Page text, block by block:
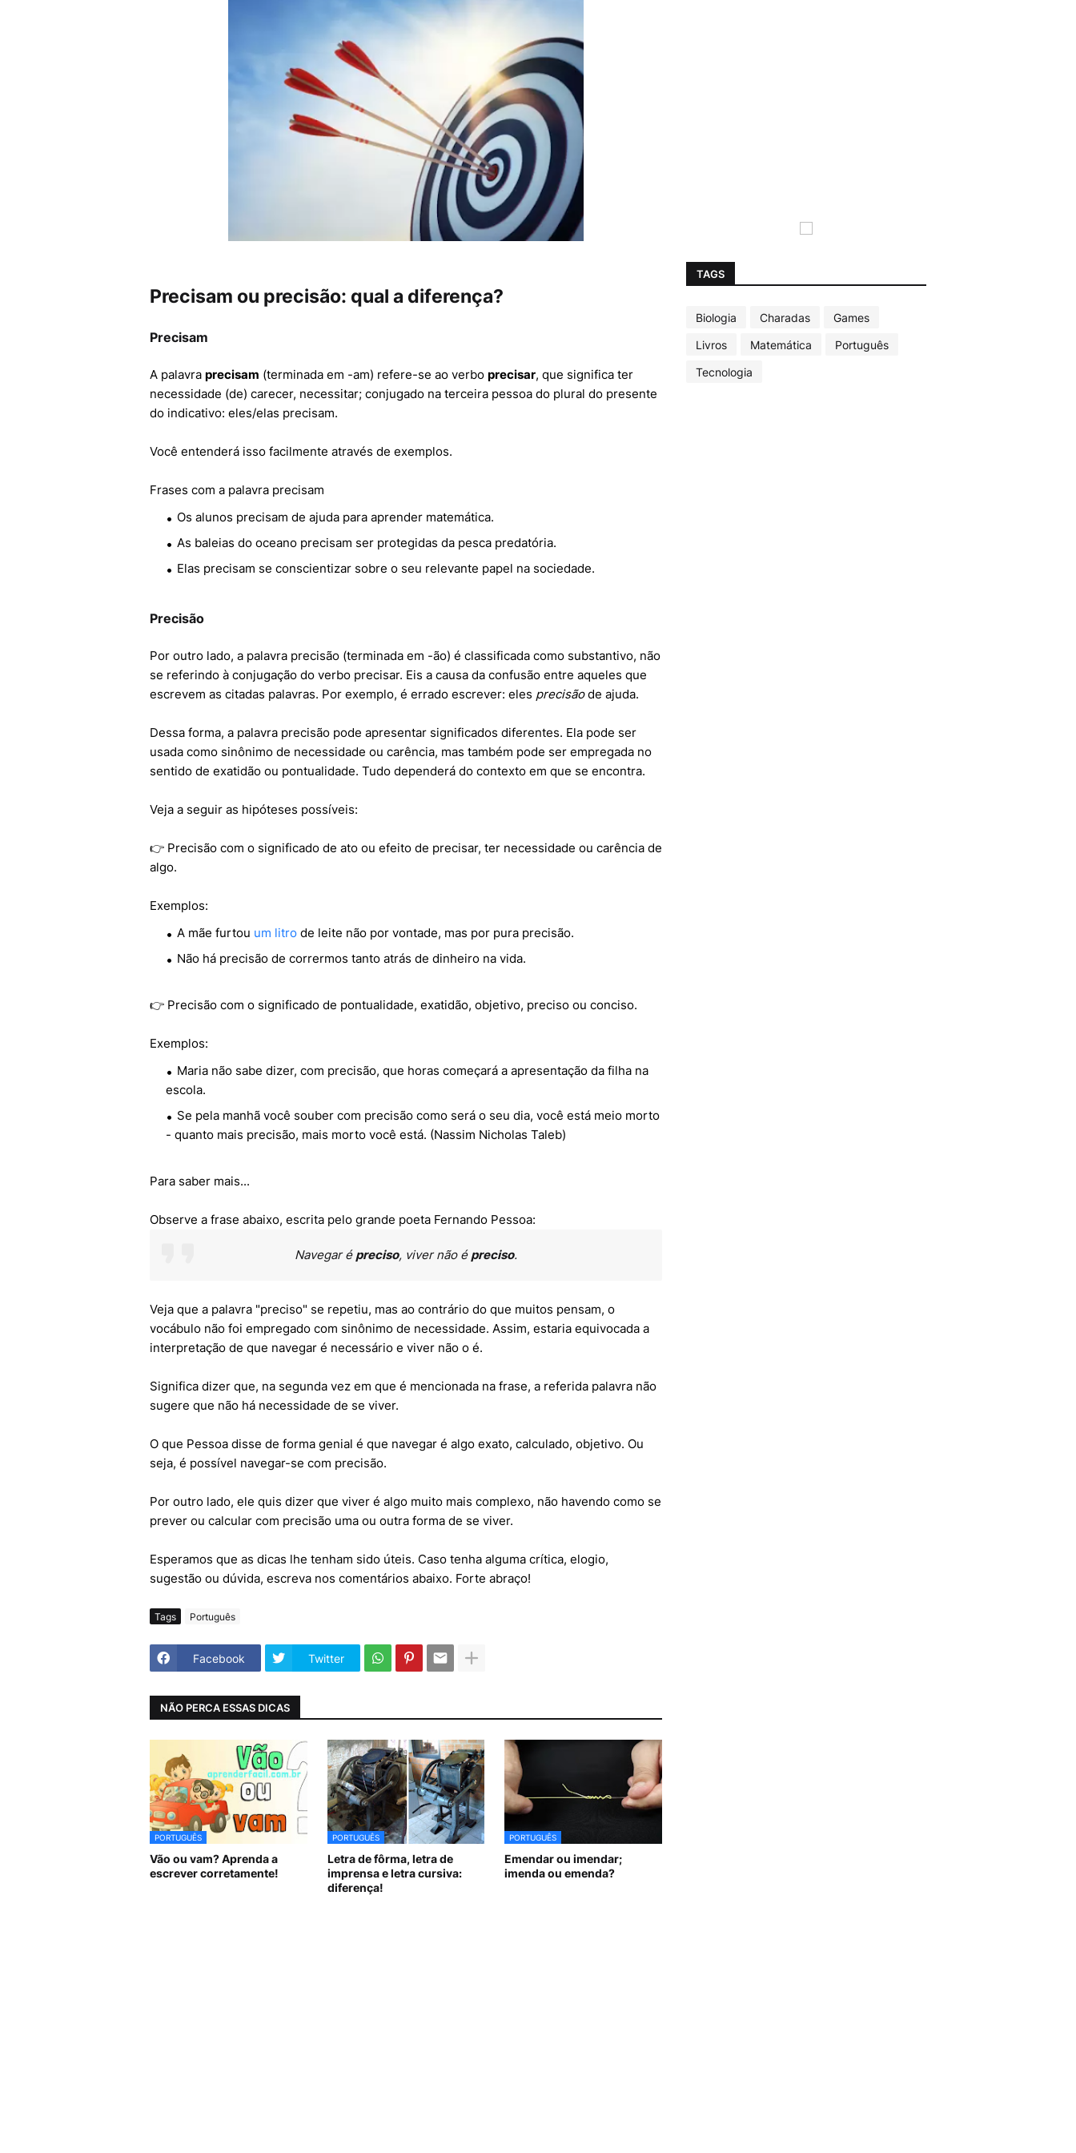
Precisam ou precisão: qual a diferença?
Precisam
A palavra precisam (terminada em -am) refere-se ao verbo precisar, que significa ter
necessidade (de) carecer, necessitar; conjugado na terceira pessoa do plural do presente
do indicativo: eles/elas precisam.
Você entenderá isso facilmente através de exemplos.
Frases com a palavra precisam
Os alunos precisam de ajuda para aprender matemática.
As baleias do oceano precisam ser protegidas da pesca predatória.
Elas precisam se conscientizar sobre o seu relevante papel na sociedade.
Precisão
Por outro lado, a palavra precisão (terminada em -ão) é classificada como substantivo, não
se referindo à conjugação do verbo precisar. Eis a causa da confusão entre aqueles que
escrevem as citadas palavras. Por exemplo, é errado escrever: eles precisãode ajuda.
Dessa forma, a palavra precisão pode apresentar significados diferentes. Ela pode ser
usada como sinônimo de necessidade ou carência, mas também pode ser empregada no
sentido de exatidão ou pontualidade. Tudo dependerá do contexto em que se encontra.
Veja a seguir as hipóteses possíveis:
👉 Precisão com o significado de ato ou efeito de precisar, ter necessidade ou carência de
algo.
Exemplos:
A mãe furtou um litro de leite não por vontade, mas por pura precisão.
Não há precisão de corrermos tanto atrás de dinheiro na vida.
👉 Precisão com o significado de pontualidade, exatidão, objetivo, preciso ou conciso.
Exemplos:
Maria não sabe dizer, com precisão, que horas começará a apresentação da filha na
escola.
Se pela manhã você souber com precisão como será o seu dia, você está meio morto
- quanto mais precisão, mais morto você está. (Nassim Nicholas Taleb)
Para saber mais...
Observe a frase abaixo, escrita pelo grande poeta Fernando Pessoa:
Navegar é preciso, viver não é preciso.
Veja que a palavra "preciso" se repetiu, mas ao contrário do que muitos pensam, o
vocábulo não foi empregado com sinônimo de necessidade. Assim, estaria equivocada a
interpretação de que navegar é necessário e viver não o é.
Significa dizer que, na segunda vez em que é mencionada na frase, a referida palavra não
sugere que não há necessidade de se viver.
O que Pessoa disse de forma genial é que navegar é algo exato, calculado, objetivo. Ou
seja, é possível navegar-se com precisão.
Por outro lado, ele quis dizer que viver é algo muito mais complexo, não havendo como se
prever ou calcular com precisão uma ou outra forma de se viver.
Esperamos que as dicas lhe tenham sido úteis. Caso tenha alguma crítica, elogio,
sugestão ou dúvida, escreva nos comentários abaixo. Forte abraço!
Tags Português
Facebook Twitter
NÃO PERCA ESSAS DICAS
PORTUGUÊS
Vão ou vam? Aprenda a
escrever corretamente!
PORTUGUÊS
Letra de fôrma, letra de
imprensa e letra cursiva:
diferença!
PORTUGUÊS
Emendar ou imendar;
imenda ou emenda?
TAGS
Biologia Charadas
Games
Livros
Matemática
Português
Tecnologia